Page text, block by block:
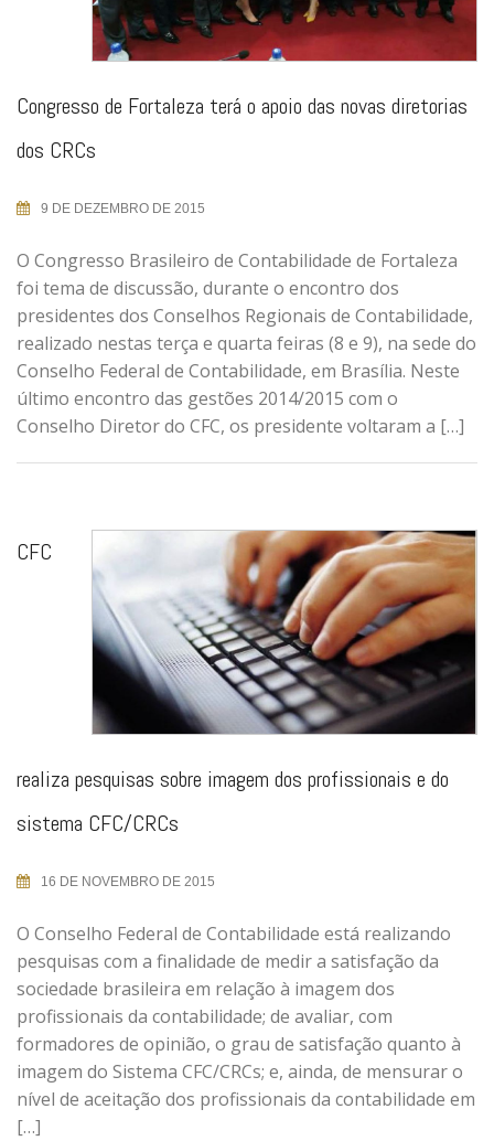
Congresso de Fortaleza terá o apoio das novas diretorias
dos CRCs
9 DE DEZEMBRO DE 2015
O Congresso Brasileiro de Contabilidade de Fortaleza
foi tema de discussão, durante o encontro dos
presidentes dos Conselhos Regionais de Contabilidade,
realizado nestas terça e quarta feiras (8 e 9), na sede do
Conselho Federal de Contabilidade, em Brasília. Neste
último encontro das gestões 2014/2015 com o
Conselho Diretor do CFC, os presidente voltaram a […]
CFC
realiza pesquisas sobre imagem dos profissionais e do
sistema CFC/CRCs
16 DE NOVEMBRO DE 2015
O Conselho Federal de Contabilidade está realizando
pesquisas com a finalidade de medir a satisfação da
sociedade brasileira em relação à imagem dos
profissionais da contabilidade; de avaliar, com
formadores de opinião, o grau de satisfação quanto à
imagem do Sistema CFC/CRCs; e, ainda, de mensurar o
nível de aceitação dos profissionais da contabilidade em
[…]